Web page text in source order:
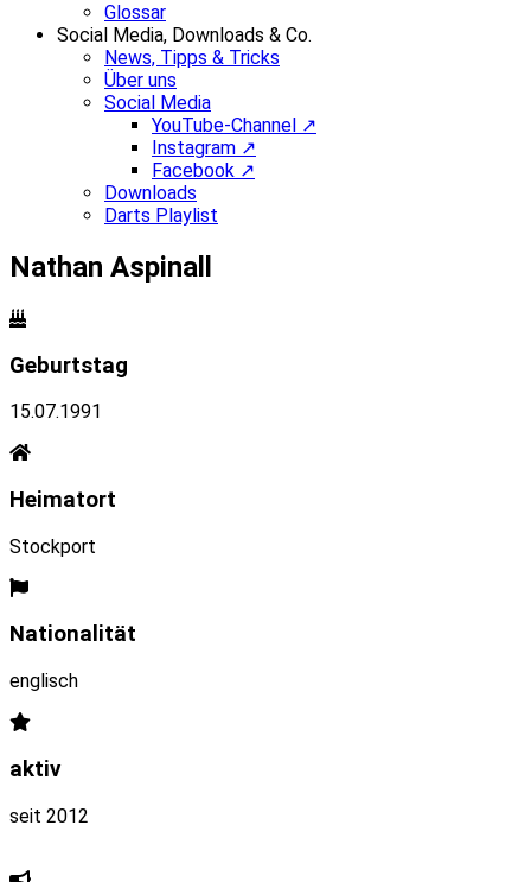
Glossar
Social Media, Downloads & Co.
News, Tipps & Tricks
Über uns
Social Media
YouTube-Channel ↗
Instagram ↗
Facebook ↗
Downloads
Darts Playlist
Nathan Aspinall
Geburtstag
15.07.1991
Heimatort
Stockport
Nationalität
englisch
aktiv
seit 2012